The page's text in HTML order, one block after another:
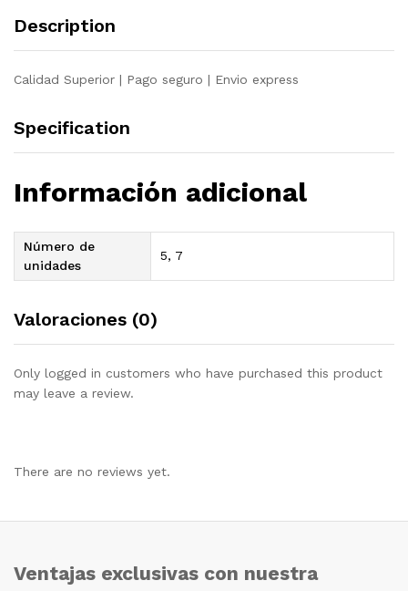
acacia
Description
Calidad Superior | Pago seguro | Envio express
Specification
Información adicional
Número de
unidades
5, 7
Valoraciones (0)
Only logged in customers who have purchased this product
may leave a review.
There are no reviews yet.
Ventajas exclusivas con nuestra